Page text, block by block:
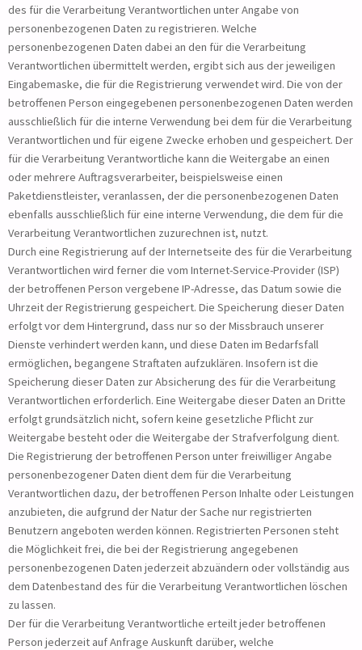
des für die Verarbeitung Verantwortlichen unter Angabe von
personenbezogenen Daten zu registrieren. Welche
personenbezogenen Daten dabei an den für die Verarbeitung
Verantwortlichen übermittelt werden, ergibt sich aus der jeweiligen
Eingabemaske, die für die Registrierung verwendet wird. Die von der
betroffenen Person eingegebenen personenbezogenen Daten werden
ausschließlich für die interne Verwendung bei dem für die Verarbeitung
Verantwortlichen und für eigene Zwecke erhoben und gespeichert. Der
für die Verarbeitung Verantwortliche kann die Weitergabe an einen
oder mehrere Auftragsverarbeiter, beispielsweise einen
Paketdienstleister, veranlassen, der die personenbezogenen Daten
ebenfalls ausschließlich für eine interne Verwendung, die dem für die
Verarbeitung Verantwortlichen zuzurechnen ist, nutzt.
Durch eine Registrierung auf der Internetseite des für die Verarbeitung
Verantwortlichen wird ferner die vom Internet-Service-Provider (ISP)
der betroffenen Person vergebene IP-Adresse, das Datum sowie die
Uhrzeit der Registrierung gespeichert. Die Speicherung dieser Daten
erfolgt vor dem Hintergrund, dass nur so der Missbrauch unserer
Dienste verhindert werden kann, und diese Daten im Bedarfsfall
ermöglichen, begangene Straftaten aufzuklären. Insofern ist die
Speicherung dieser Daten zur Absicherung des für die Verarbeitung
Verantwortlichen erforderlich. Eine Weitergabe dieser Daten an Dritte
erfolgt grundsätzlich nicht, sofern keine gesetzliche Pflicht zur
Weitergabe besteht oder die Weitergabe der Strafverfolgung dient.
Die Registrierung der betroffenen Person unter freiwilliger Angabe
personenbezogener Daten dient dem für die Verarbeitung
Verantwortlichen dazu, der betroffenen Person Inhalte oder Leistungen
anzubieten, die aufgrund der Natur der Sache nur registrierten
Benutzern angeboten werden können. Registrierten Personen steht
die Möglichkeit frei, die bei der Registrierung angegebenen
personenbezogenen Daten jederzeit abzuändern oder vollständig aus
dem Datenbestand des für die Verarbeitung Verantwortlichen löschen
zu lassen.
Der für die Verarbeitung Verantwortliche erteilt jeder betroffenen
Person jederzeit auf Anfrage Auskunft darüber, welche